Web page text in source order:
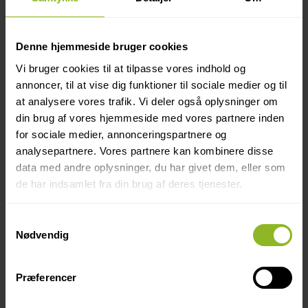
Denne hjemmeside bruger cookies
Vi bruger cookies til at tilpasse vores indhold og
annoncer, til at vise dig funktioner til sociale medier og til
at analysere vores trafik. Vi deler også oplysninger om
din brug af vores hjemmeside med vores partnere inden
for sociale medier, annonceringspartnere og
analysepartnere. Vores partnere kan kombinere disse
data med andre oplysninger, du har givet dem, eller som
de har indsamlet fra din brug af deres tjenester.
Nødvendig
Præferencer
Hurtig proces
Fra Aarhus Kommunes side var der også
en virkelig effektiv sagsbehandling, så ikke
luften med de nye altaner:
Hele processen har fungeret helt perfekt